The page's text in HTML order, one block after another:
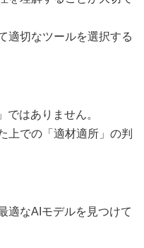
適切なツールを選択する
はありません。
上での「適材適所」の判
適なAIモデルを見つけて